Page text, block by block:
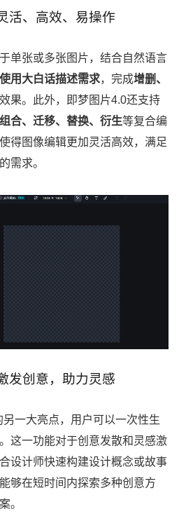
活、高效、易操作
单张或多张图片，结合自然语言
使用大白话描述需求，完成增删、
果。此外，即梦图片4.0还支持
组合、迁移、替换、衍生等复合编
得图像编辑更加灵活高效，满足
需求。
发创意，助力灵感
一大亮点，用户可以一次性生
这一功能对于创意发散和灵感激
设计师快速构建设计概念或故事
够在短时间内探索多种创意方
。